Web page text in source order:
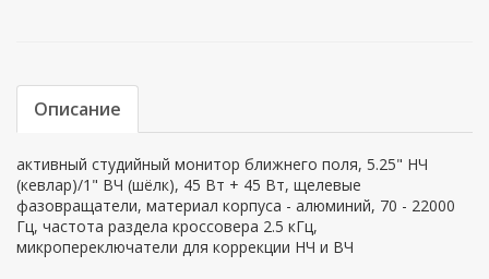
Описание
активный студийный монитор ближнего поля, 5.25" НЧ
(кевлар)/1" ВЧ (шёлк), 45 Вт + 45 Вт, щелевые
фазовращатели, материал корпуса - алюминий, 70 - 22000
Гц, частота раздела кроссовера 2.5 кГц,
микропереключатели для коррекции НЧ и ВЧ